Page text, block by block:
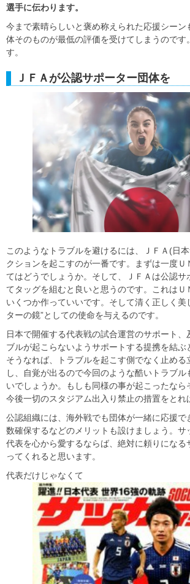
選手に伝わります。
今まで素晴らしいと褒め称えられた応援シーン
体そのものが最低の評価を受けてしまうのです
す。
ＪＦＡが公認サポーター団体を
このようなトラブルを避けるには、ＪＦＡ(日
クションを起こすのが一番です。まずは一度Ｕ
てはどうでしょうか。そして、ＪＦＡは公認サ
てタッグを組むと良いと思うのです。これはＵ
いくつか作っていいです。そして清く正しく美
ターの鏡”としての使命を与えるのです。
日本で開催する代表戦の試合運営のサポート、
ブルが起こらないようサポートする提携を結ぶ
そうなれば、トラブルを起こす側でなく止める
し、自覚が出るので今回のような酷いトラブル
いでしょうか。もしも同様の事が起こったなら
今後一切のスタジアム出入り禁止の措置をとれ
公認組織には、海外戦でも団体が一緒に応援で
数確保するなどのメリットも設けましょう。サ
代表を心から愛するならば、絶対に頼りになる
ってくれると思います。
代表だけじゃなくて